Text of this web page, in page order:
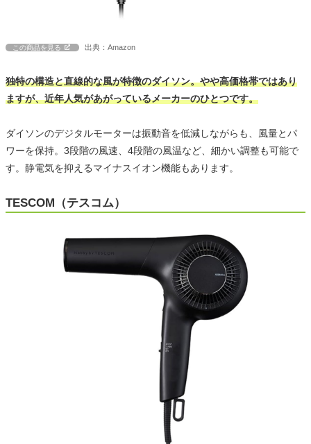
この商品を見る 出典：Amazon
独特の構造と直線的な風が特徴のダイソン。やや高価格帯ではあり
ますが、近年人気があがっているメーカーのひとつです。
ダイソンのデジタルモーターは振動音を低減しながらも、風量とパ
ワーを保持。3段階の風速、4段階の風温など、細かい調整も可能で
す。静電気を抑えるマイナスイオン機能もあります。
TESCOM（テスコム）